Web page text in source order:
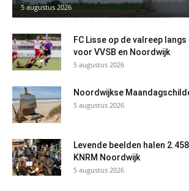
5 augustus 2026
FC Lisse op de valreep
voor VVSB en Noordwijk
5 augustus 2026
Noordwijkse
5 augustus 2026
Levende beelden halen
KNRM Noordwijk
5 augustus 2026